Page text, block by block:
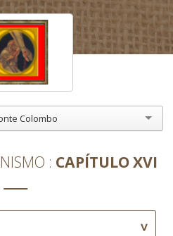
Colombo
CAPÍTULO XVI